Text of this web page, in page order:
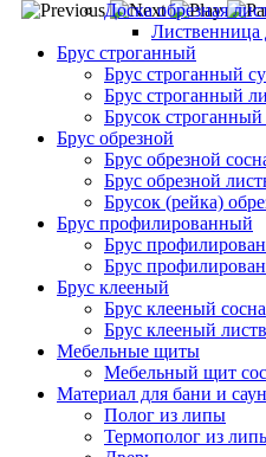
Доска обрезная
Лиственница
Брус строганный
Брус строганный
Брус строганный
Брусок строганный
Брус обрезной
Брус обрезной
Брус обрезной
Брусок (рейка)
Брус профилированный
Брус
Брус
Брус клееный
Брус клееный сосна
Брус клееный
Мебельные щиты
Мебельный щит
Материал для бани и
Полог из липы
Термополог из